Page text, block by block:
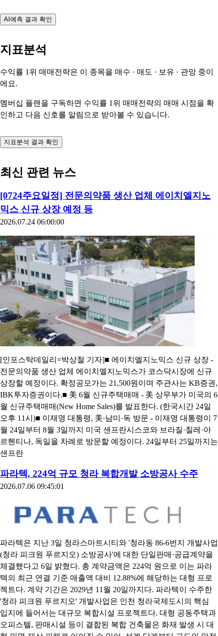
AI예측 결과 확인
지표분석
수익률 1위 매매전략은 이 종목을 매수 · 매도 · 보유 · 관망 중이
에요.
멤버십 플랜을 구독하면 수익률 1위 매매전략의 매매 시점을 확
인하고 다음 신호를 알림으로 받아볼 수 있습니다.
지표분석 결과 확인
최신 관련 뉴스
[0724주요일정] 전문의약품 생산 업체 에이치엘지노
믹스 신규 상장 예정 등
2026.07.24 06:00:00
[인포스탁데일리=박상철 기자]■ 에이치엘지노믹스 신규 상장 -
전문의약품 생산 업체 에이치엘지노믹스가 코스닥시장에 신규
상장할 예정이다. 확정공모가는 21,500원이며 주관사는 KB증권,
IBK투자증권이다.■ 美 6월 신규주택매매 - 美 상무부가 미국의 6
월 신규주택매매(New Home Sales)를 발표한다. (한국시간 24일
오후 11시)■ 이재명 대통령, 美·남미·독 방문 - 이재명 대통령이 7
월 24일부터 8월 3일까지 미국 샌프란시스코와 브라질·칠레·아
르헨티나, 독일을 차례로 방문할 예정이다. 24일부터 25일까지는
샌프란
파라텍, 224억 규모 청라 복합개발 소방공사 수주
2026.07.06 09:45:01
파라텍은 지난 3일 청라스마트시티와 '청라동 86-6번지 개발사업
(청라 피크원 푸르지오) 소방공사'에 대한 단일판매·공급계약을
체결했다고 6일 밝혔다. 총 계약금액은 224억 원으로 이는 파라
텍의 최근 연결 기준 매출액 대비 12.88%에 해당하는 대형 프로
젝트다. 계약 기간은 2029년 11월 20일까지다. 파라텍이 수주한
'청라 피크원 푸르지오' 개발사업은 인천 청라국제도시의 핵심
입지에 들어서는 대규모 복합시설 프로젝트다. 대형 공동주택과
오피스텔, 판매시설 등이 결합된 복합 건축물은 화재 발생 시 대